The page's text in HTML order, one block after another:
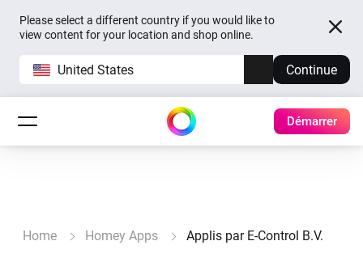
Please select a different country if you would like to
view content for your location and shop online.
United States Continue
Démarrer
Home Homey Apps Applis par E-Control B.V.